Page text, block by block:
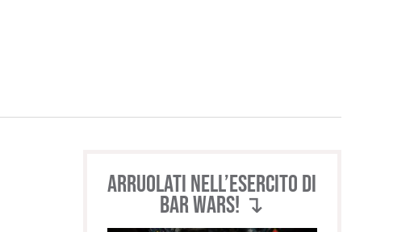
Arruolati nell’esercito di
BAR WARS! ↴